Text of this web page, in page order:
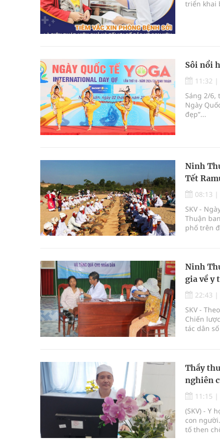
triển khai
Sôi nổi
11:32 |
Sáng 2/
Ngày
đẹp”...
Ninh
Tết
08:13 |
SKV -
Thuận
phố trên
Ninh
gia về y
22:43 |
SKV -
Chiến
tác dân
Thầy
nghiên
11:15 |
(SKV) - Y
con
tố then